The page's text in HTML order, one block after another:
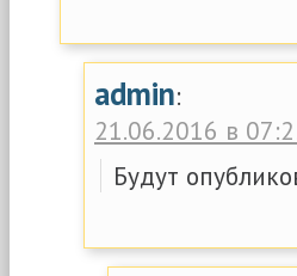
admin:
21.06.2016 в
Будут